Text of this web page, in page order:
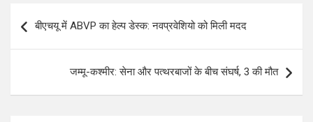
navigation
बीएचयू में ABVP का हेल्प डेस्क: नवप्रवेशियो को मिली मदद
जम्‍मू-कश्‍मीर: सेना और पत्थरबाजों के बीच संघर्ष, 3 की मौत